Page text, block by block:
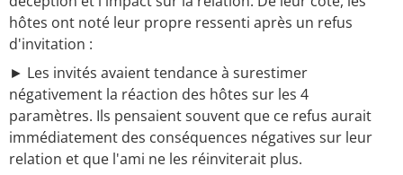
hôtes ont noté leur propre ressenti après un refus
d'invitation :
► Les invités avaient tendance à surestimer
négativement la réaction des hôtes sur les 4
paramètres. Ils pensaient souvent que ce refus aurait
immédiatement des conséquences négatives sur leur
relation et que l'ami ne les réinviterait plus.